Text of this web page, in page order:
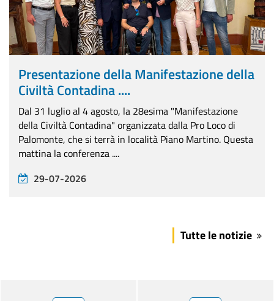
Presentazione della Manifestazione della
Civiltà Contadina ....
Dal 31 luglio al 4 agosto, la 28esima "Manifestazione
della Civiltà Contadina" organizzata dalla Pro Loco di
Palomonte, che si terrà in località Piano Martino. Questa
mattina la conferenza ....
29-07-2026
Tutte le notizie